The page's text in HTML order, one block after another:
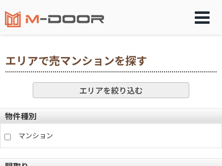
エリアで売マンションを探す
エリアを絞り込む
物件種別
マンション